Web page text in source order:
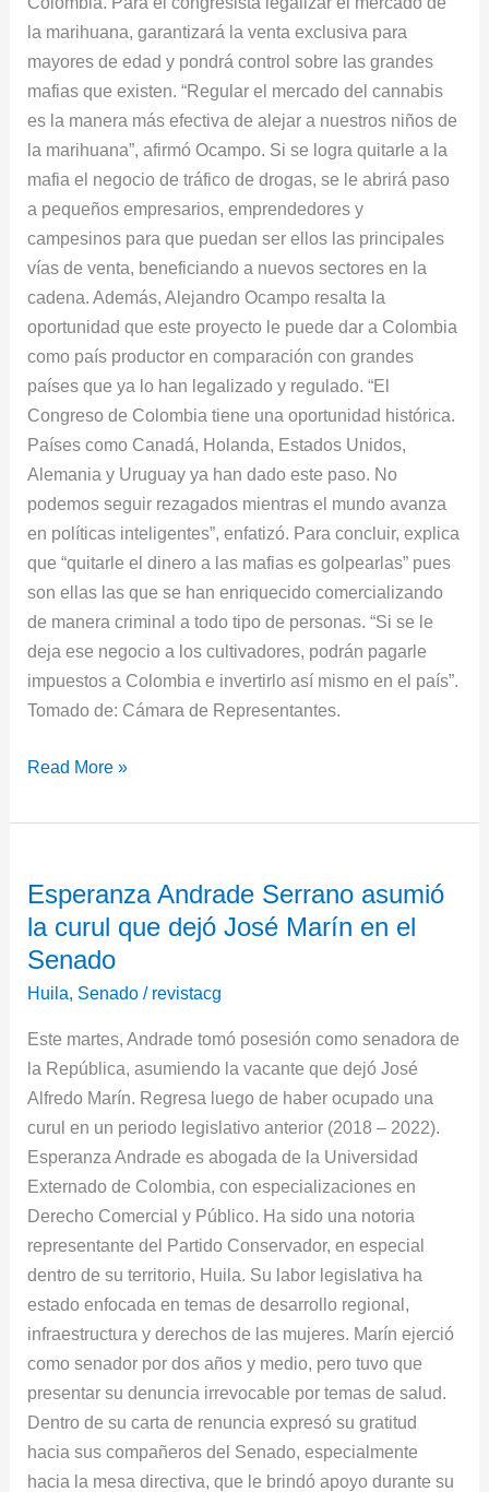
la marihuana, garantizará la venta exclusiva para
mayores de edad y pondrá control sobre las grandes
mafias que existen. “Regular el mercado del cannabis
es la manera más efectiva de alejar a nuestros niños de
la marihuana”, afirmó Ocampo. Si se logra quitarle a la
mafia el negocio de tráfico de drogas, se le abrirá paso
a pequeños empresarios, emprendedores y
campesinos para que puedan ser ellos las principales
vías de venta, beneficiando a nuevos sectores en la
cadena. Además, Alejandro Ocampo resalta la
oportunidad que este proyecto le puede dar a Colombia
como país productor en comparación con grandes
países que ya lo han legalizado y regulado. “El
Congreso de Colombia tiene una oportunidad histórica.
Países como Canadá, Holanda, Estados Unidos,
Alemania y Uruguay ya han dado este paso. No
podemos seguir rezagados mientras el mundo avanza
en políticas inteligentes”, enfatizó. Para concluir, explica
que “quitarle el dinero a las mafias es golpearlas” pues
son ellas las que se han enriquecido comercializando
de manera criminal a todo tipo de personas. “Si se le
deja ese negocio a los cultivadores, podrán pagarle
impuestos a Colombia e invertirlo así mismo en el país”.
Tomado de: Cámara de Representantes.
a
nuestros
niños
de
la
marihuana”:
Representante
Alejandro
Ocampo
Read More »
Esperanza Andrade Serrano asumió
la curul que dejó José Marín en el
Senado
Huila, Senado / revistacg
Este martes, Andrade tomó posesión como senadora de
la República, asumiendo la vacante que dejó José
Alfredo Marín. Regresa luego de haber ocupado una
curul en un periodo legislativo anterior (2018 – 2022).
Esperanza Andrade es abogada de la Universidad
Externado de Colombia, con especializaciones en
Derecho Comercial y Público. Ha sido una notoria
representante del Partido Conservador, en especial
dentro de su territorio, Huila. Su labor legislativa ha
estado enfocada en temas de desarrollo regional,
infraestructura y derechos de las mujeres. Marín ejerció
como senador por dos años y medio, pero tuvo que
presentar su denuncia irrevocable por temas de salud.
Dentro de su carta de renuncia expresó su gratitud
hacia sus compañeros del Senado, especialmente
hacia la mesa directiva, que le brindó apoyo durante su
Andrade
Serrano
asumió
la
que
dejó
José
Marín
en
el
Senado